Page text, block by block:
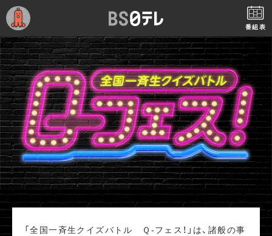
番組表
「全国一斉生クイズバトル Ｑ-フェス！」は、諸般の事